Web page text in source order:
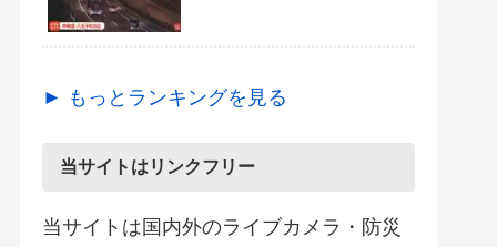
► もっとランキングを見る
当サイトはリンクフリー
当サイトは国内外のライブカメラ・防災